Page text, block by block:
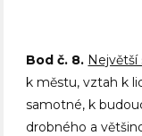
Bod č. 8. Největší
k městu, vztah k
samotné, k
drobného a